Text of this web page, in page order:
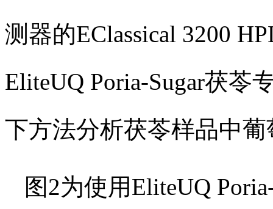
测器的EClassical 3200
EliteUQ Poria-Sugar茯苓
下方法分析茯苓样品中
图2为使用EliteUQ